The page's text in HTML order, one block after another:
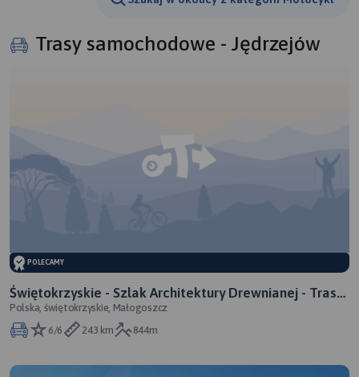
Trasy samochodowe - Jędrzejów
POLECAMY
Świętokrzyskie - Szlak Architektury Drewnianej - Trasa
II
Polska, świętokrzyskie, Małogoszcz
6/6
243 km 844m